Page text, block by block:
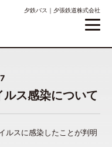
夕鉄バス｜夕張鉄道株式会社
ス感染について
ルスに感染したことが判明